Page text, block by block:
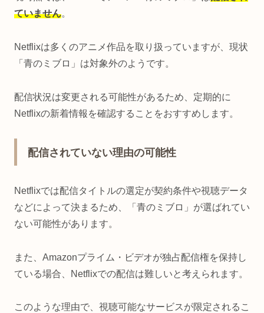
ていません。
Netflixは多くのアニメ作品を取り扱っていますが、現状
「青のミブロ」は対象外のようです。
配信状況は変更される可能性があるため、定期的に
Netflixの新着情報を確認することをおすすめします。
配信されていない理由の可能性
Netflixでは配信タイトルの選定が契約条件や視聴データ
などによって決まるため、「青のミブロ」が選ばれてい
ない可能性があります。
また、Amazonプライム・ビデオが独占配信権を保持し
ている場合、Netflixでの配信は難しいと考えられます。
このような理由で、視聴可能なサービスが限定されるこ